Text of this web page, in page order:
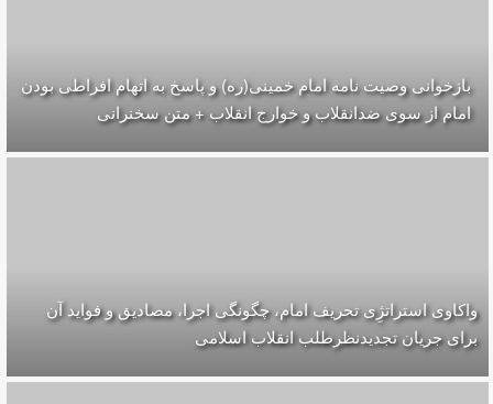
بازخوانی وصیت نامه امام خمینی(ره) و پاسخ به اتهام افراطی بودن
امام از سوی ضدانقلاب و خوارج انقلاب + متن سخنرانی
واکاوی استراتژِی تحریف امام، چگونگی اجرا، مصادیق و فواید آن
برای جریان تجدیدنظرطلب انقلاب اسلامی